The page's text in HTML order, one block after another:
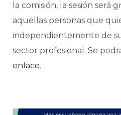
la comisión, la sesión será
aquellas personas que
independientemente de
sector profesional. Se
enlace.